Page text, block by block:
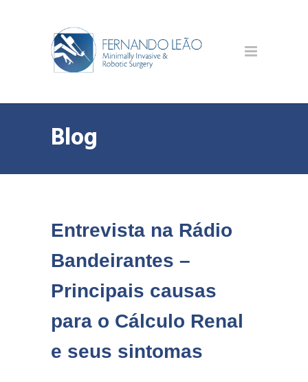
Blog
Entrevista na Rádio
Bandeirantes –
Principais causas
para o Cálculo Renal
e seus sintomas